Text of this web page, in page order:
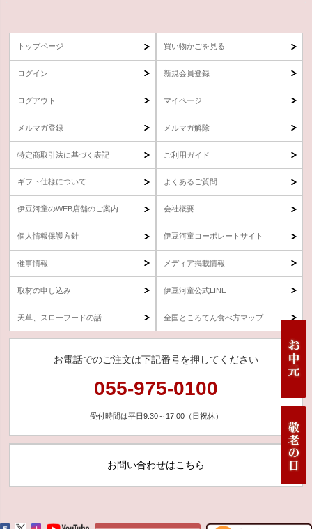
トップページ 買い物かごを見る
ログイン 新規会員登録
ログアウト マイページ
メルマガ登録 メルマガ解除
特定商取引法に基づく表記 ご利用ガイド
ギフト仕様について よくあるご質問
伊豆河童のWEB店舗のご案内 会社概要
個人情報保護方針 伊豆河童コーポレートサイト
催事情報 メディア掲載情報
取材の申し込み 伊豆河童公式LINE
天草、スローフードの話 全国ところてん食べ方マップ
お電話でのご注文は下記番号を押してください
055-975-0100
受付時間は平日9:30～17:00（日祝休）
お問い合わせはこちら